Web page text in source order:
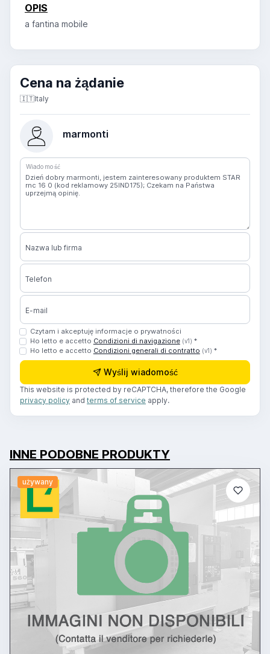
OPIS
a fantina mobile
Cena na żądanie
🇮🇹Italy
marmonti
Wiadomość
Nazwa lub firma
Telefon
E-mail
Czytam i akceptuję informacje o prywatności
Ho letto e accetto Condizioni di navigazione (v1) *
Ho letto e accetto Condizioni generali di contratto (v1) *
Wyślij wiadomość
This website is protected by reCAPTCHA, therefore the Google
privacy policy and terms of service apply.
INNE PODOBNE PRODUKTY
używany